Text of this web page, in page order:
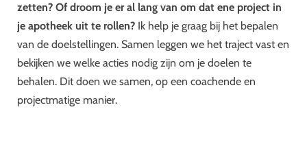
zetten? Of droom je er al lang van om dat ene project in
je apotheek uit te rollen? Ik help je graag bij het bepalen
van de doelstellingen. Samen leggen we het traject vast en
bekijken we welke acties nodig zijn om je doelen te
behalen. Dit doen we samen, op een coachende en
projectmatige manier.